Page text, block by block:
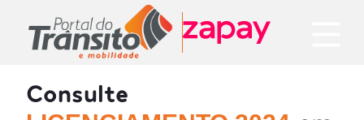
Consulte